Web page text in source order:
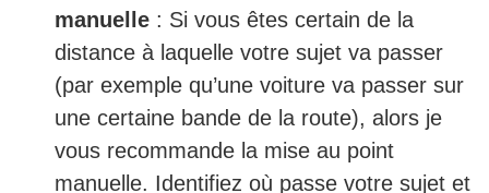
manuelle : Si vous êtes certain de la
distance à laquelle votre sujet va passer
(par exemple qu’une voiture va passer sur
une certaine bande de la route), alors je
vous recommande la mise au point
manuelle. Identifiez où passe votre sujet et